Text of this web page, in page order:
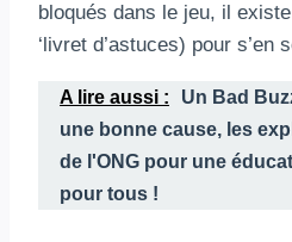
bloqués dans le jeu, il
‘livret d’astuces) pour s’en
A lire aussi :
Un Bad
une bonne cause, les
de l'ONG pour une
pour tous !